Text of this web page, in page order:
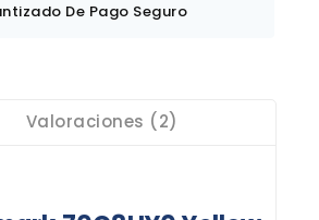
De Pago Seguro
Valoraciones (2)